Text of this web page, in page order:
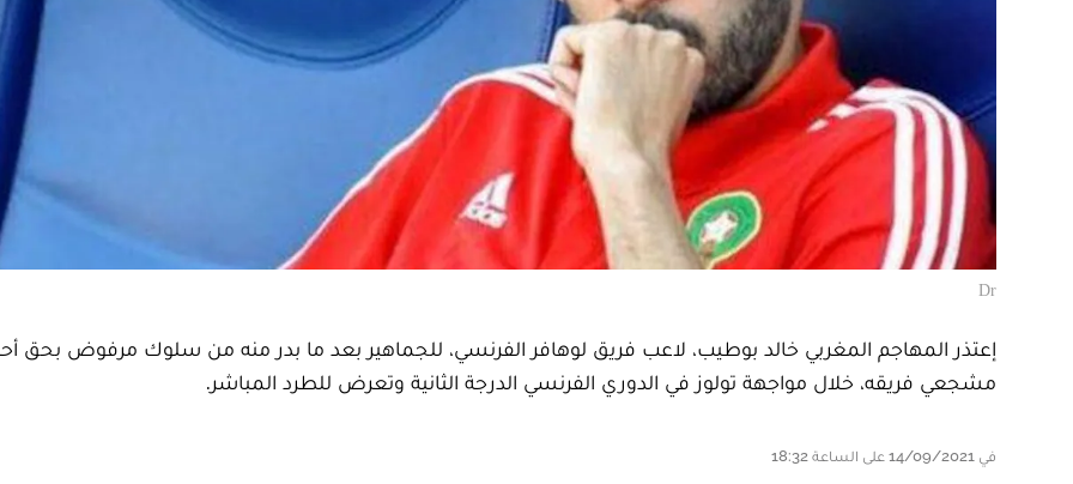
Dr
إعتذر المهاجم المغربي خالد بوطيب، لاعب فريق لوهافر الفرنسي، للجماهير بعد ما بدر منه من سلوك مرفوض بحق
مشجعي فريقه، خلال مواجهة تولوز في الدوري الفرنسي الدرجة الثانية وتعرض للطرد المباشر.
في 14/09/2021 على الساعة 18:32